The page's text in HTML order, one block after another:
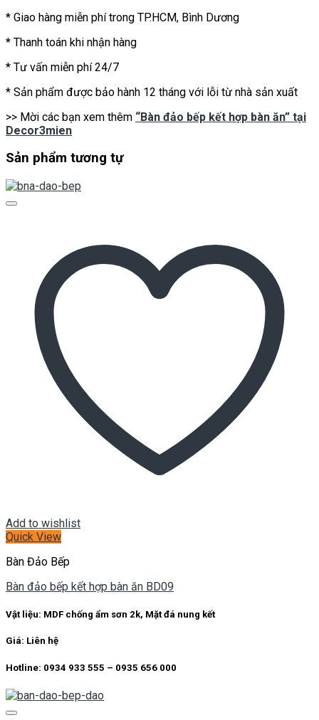
* Giao hàng miễn phí trong TP.HCM, Bình Dương
* Thanh toán khi nhận hàng
* Tư vấn miễn phí 24/7
* Sản phẩm được bảo hành 12 tháng với lỗi từ nhà sản xuất
>> Mời các bạn xem thêm “Bàn đảo bếp kết hợp bàn ăn” tại
Decor3mien
Sản phẩm tương tự
Add to wishlist
Quick View
Bàn Đảo Bếp
Bàn đảo bếp kết hợp bàn ăn BD09
Vật liệu: MDF chống ẩm sơn 2k, Mặt đá nung kết
Giá: Liên hệ
Hotline: 0934 933 555 – 0935 656 000